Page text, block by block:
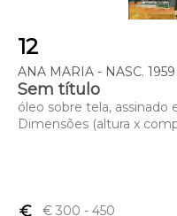
12
ANA MARIA - NASC. 1959
Sem título
óleo sobre tela, assinado
Dimensões (altura x
euro_symbol € 300 - 450